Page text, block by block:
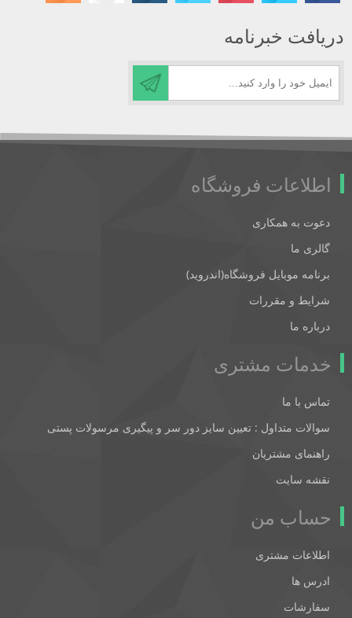
دریافت خبرنامه
اطلاعات فروشگاه
دعوت به همکاری
گالری ما
برنامه موبایل فروشگاه(اندروید)
شرایط و مقررات
درباره ما
خدمات مشتری
تماس با ما
سوالات متداول : تعیین سایز دور سر و پیگیری مرسولات پستی
راهنمای مشتریان
نقشه سایت
حساب من
اطلاعات مشتری
ادرس ها
سفارشات